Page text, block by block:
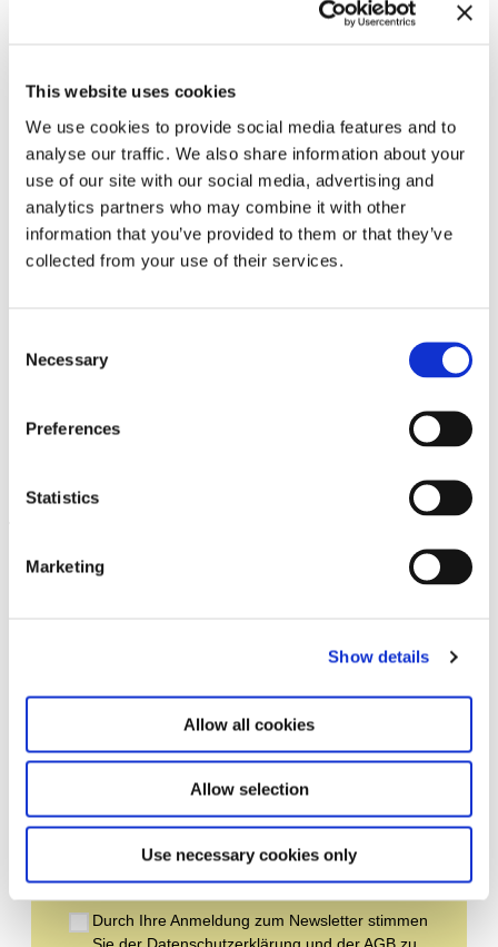
This website uses cookies
We use cookies to provide social media features and to
analyse our traffic. We also share information about your
use of our site with our social media, advertising and
analytics partners who may combine it with other
information that you’ve provided to them or that they’ve
collected from your use of their services.
Selection
Necessary
Preferences
Statistics
Marketing
Show details
Allow all cookies
Allow selection
Use necessary cookies only
Zugehörige Ausstellungen
Sie mehr über aktuelle Veranstaltungen und
bevorstehende Ausstellungen. Wir freuen uns
auf Ihren nächsten Besuch!
E-Mail-Adresse *
Durch Ihre Anmeldung zum Newsletter stimmen